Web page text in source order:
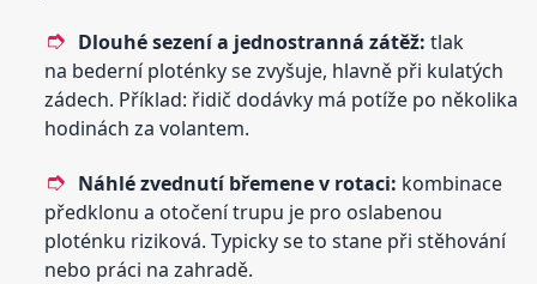
Dlouhé sezení a jednostranná zátěž: tlak
na bederní ploténky se zvyšuje, hlavně při kulatých
zádech. Příklad: řidič dodávky má potíže po několika
hodinách za volantem.
Náhlé zvednutí břemene v rotaci: kombinace
předklonu a otočení trupu je pro oslabenou
ploténku riziková. Typicky se to stane při stěhování
nebo práci na zahradě.